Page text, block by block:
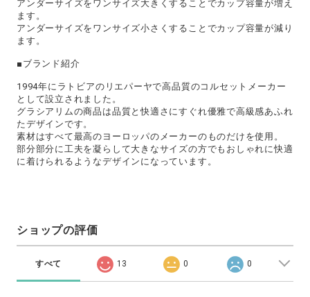
アンダーサイズをワンサイズ大きくすることでカップ容量が増え
ます。
アンダーサイズをワンサイズ小さくすることでカップ容量が減り
ます。
■ブランド紹介
1994年にラトビアのリエパーヤで高品質のコルセットメーカー
として設立されました。
グラシアリムの商品は品質と快適さにすぐれ優雅で高級感あふれ
たデザインです。
素材はすべて最高のヨーロッパのメーカーのものだけを使用。
部分部分に工夫を凝らして大きなサイズの方でもおしゃれに快適
に着けられるようなデザインになっています。
ショップの評価
すべて 13 0 0